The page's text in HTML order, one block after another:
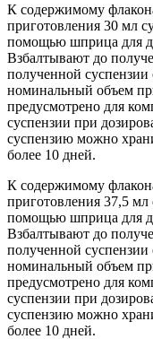
К содержимому
приготовления 30 мл
помощью шприца для
Взбалтывают до
полученной
номинальный объем
предусмотрено для
суспензии при
суспензию можно
более 10 дней.
К содержимому
приготовления 37,5
помощью шприца для
Взбалтывают до
полученной
номинальный объем
предусмотрено для
суспензии при
суспензию можно
более 10 дней.